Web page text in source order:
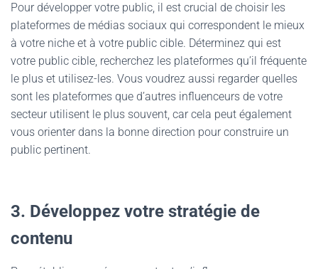
Pour développer votre public, il est crucial de choisir les
plateformes de médias sociaux qui correspondent le mieux
à votre niche et à votre public cible. Déterminez qui est
votre public cible, recherchez les plateformes qu’il fréquente
le plus et utilisez-les. Vous voudrez aussi regarder quelles
sont les plateformes que d’autres influenceurs de votre
secteur utilisent le plus souvent, car cela peut également
vous orienter dans la bonne direction pour construire un
public pertinent.
3. Développez votre stratégie de
contenu